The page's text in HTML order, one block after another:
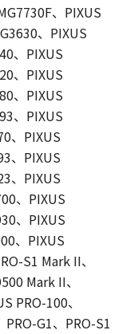
、PIXUS
、PIXUS
、PIXUS
、PIXUS
、PIXUS
、PIXUS
、PIXUS
、PIXUS
、PIXUS
、PIXUS
、PIXUS
、PIXUS
S1 Mark II、
Mark II、
PRO-100、
G1、PRO-S1